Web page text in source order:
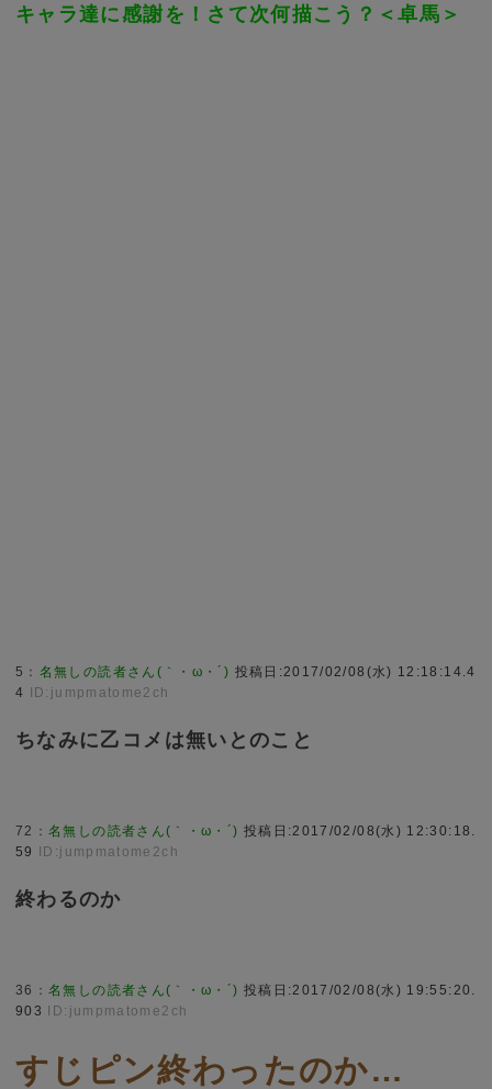
キャラ達に感謝を！さて次何描こう？＜卓馬＞
5 ： 名無しの読者さん(｀・ω・´) 投稿日:2017/02/08(水) 12:18:14.4
4
ID:jumpmatome2ch
ちなみに乙コメは無いとのこと
72 ：名無しの読者さん(｀・ω・´) 投稿日:2017/02/08(水) 12:30:18.
59
ID:jumpmatome2ch
終わるのか
36 ：名無しの読者さん(｀・ω・´) 投稿日:2017/02/08(水) 19:55:20.
903
ID:jumpmatome2ch
すじピン終わったのか…